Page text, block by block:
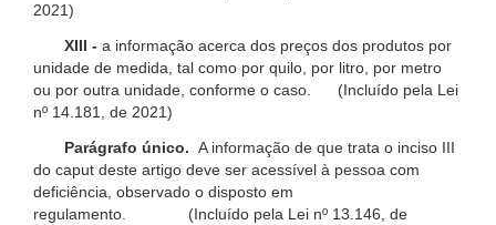
2021)
XIII - a informação acerca dos preços dos produtos por
unidade de medida, tal como por quilo, por litro, por metro
ou por outra unidade, conforme o caso. (Incluído pela Lei
nº 14.181, de 2021)
Parágrafo único. A informação de que trata o inciso III
do caput deste artigo deve ser acessível à pessoa com
deficiência, observado o disposto em
regulamento. (Incluído pela Lei nº 13.146, de